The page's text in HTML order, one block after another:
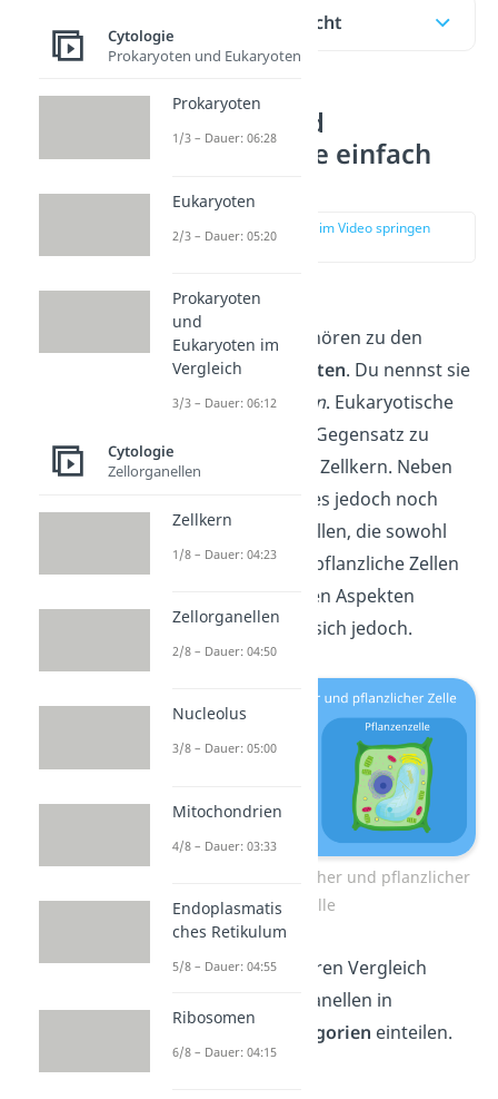
Inhaltsübersicht
Tierzelle und
Pflanzenzelle einfach
zur Stelle im Video springen
(00:10)
Tierzellenund
Pflanzenzellen
gehören zu den
Zellen der
Eukaryoten. Du nennst sie
daher auchEucyten. Eukaryotische
Zellen besitzen im Gegensatz zu
Prokayroten einen Zellkern. Neben
dem Zellkern gibt es jedoch noch
weitere Zellorganellen, die sowohl
tierische, als auch pflanzliche Zellen
besitzen. In anderen Aspekten
unterscheiden sie sich jedoch.
Vergleich von tierischer und pflanzlicher
Zelle
Für einen einfacheren Vergleich
kannst du die Organellen in
Kategorien einteilen.
Dazu gehören:
Cytologie
Prokaryoten und Eukaryoten
Prokaryoten
1/3 – Dauer: 06:28
Eukaryoten
2/3 – Dauer: 05:20
Prokaryoten
und
Eukaryoten im
Vergleich
3/3 – Dauer: 06:12
Cytologie
Zellorganellen
Zellkern
1/8 – Dauer: 04:23
Zellorganellen
2/8 – Dauer: 04:50
Nucleolus
3/8 – Dauer: 05:00
Mitochondrien
4/8 – Dauer: 03:33
Endoplasmatis
ches Retikulum
5/8 – Dauer: 04:55
Ribosomen
6/8 – Dauer: 04:15